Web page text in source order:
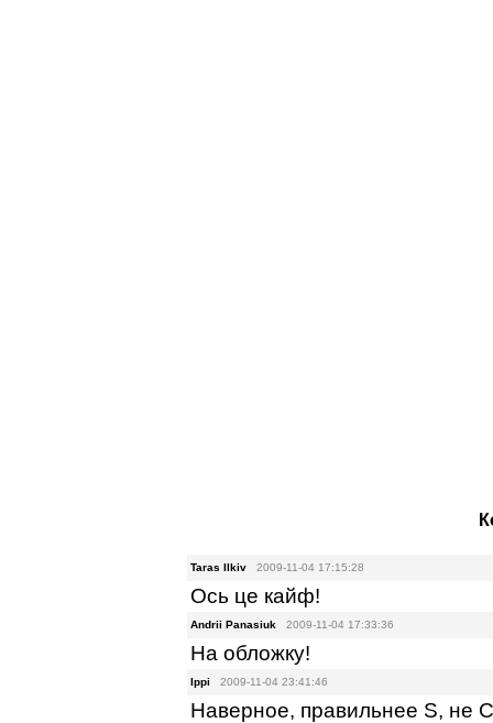
Taras Ilkiv 2009-11-04 17:15:28
Ось це кайф!
Andrii Panasiuk 2009-11-04 17:33:36
На обложку!
Ippi 2009-11-04 23:41:46
Наверное, правильнее S, не